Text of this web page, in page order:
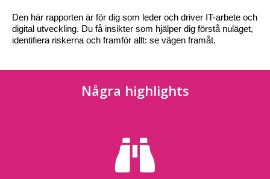
Den här rapporten är för dig som leder och driver IT-arbete och
digital utveckling. Du få insikter som hjälper dig förstå nuläget,
identifiera riskerna och framför allt: se vägen framåt.
Några highlights